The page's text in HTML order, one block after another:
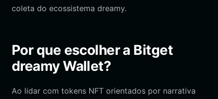
coleta do ecossistema dreamy.
Por que escolher a Bitget
dreamy Wallet?
Ao lidar com tokens NFT orientados por narrativa